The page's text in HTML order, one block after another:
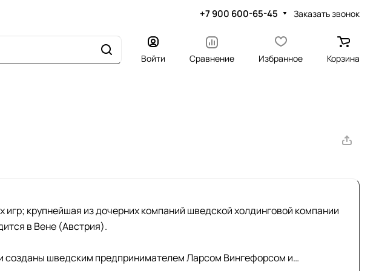
+7 900 600-65-45 Заказать звонок
Войти Сравнение Избранное Корзина
крупнейшая из дочерних компаний шведской холдинговой компании
в Вене (Австрия).
созданы шведским предпринимателем Ларсом Вингефорсом и